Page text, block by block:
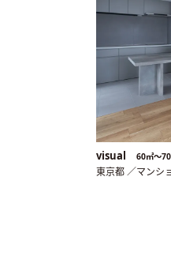
visual 60㎡〜
東京都 ／マンシ